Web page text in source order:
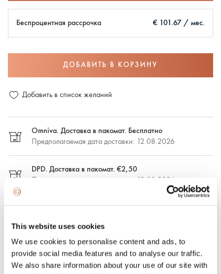
This website uses cookies
We use cookies to personalise content and ads, to
provide social media features and to analyse our traffic.
We also share information about your use of our site with
Беспроцентная рассрочка € 101.67 / мес.
ДОБАВИТЬ В КОРЗИНУ
Добавить в список желаний
Omniva. Доставка в пакомат. Бесплатно
Предполагаемая дата доставки: 12.08.2026
DPD. Доставка в пакомат. €2,50
Предполагаемая дата доставки: 12.08.2026
Экспресс-доставка. €15.00
Экспресс-доставка в Риге и Рижском районе в течение
дня. Ближайшая дата доставки: 08.08.2026